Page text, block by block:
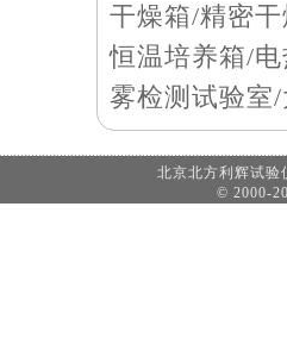
干燥箱/精密
恒温培养箱/
雾检测试验室
北京北方利辉试
© 2000-